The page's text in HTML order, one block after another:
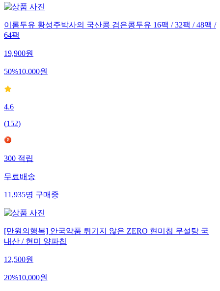
이롬두유 황성주박사의 국산콩 검은콩두유 16팩 / 32팩 / 48팩 /
64팩
19,900원
50%10,000원
4.6
(152)
300적립
무료배송
11,935명구매중
[만원의행복] 안국약품 튀기지 않은 ZERO 현미칩 무설탕 국
내산 / 현미 양파칩
12,500원
20%10,000원